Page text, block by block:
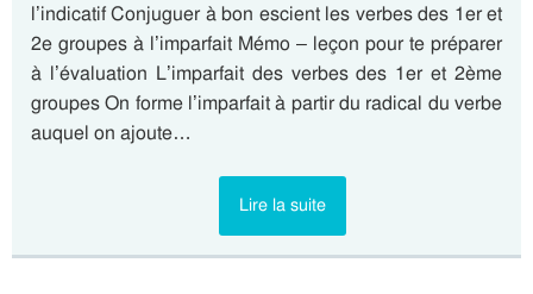
l’indicatif Conjuguer à bon escient les verbes des 1er et
2e groupes à l’imparfait Mémo – leçon pour te préparer
à l’évaluation L’imparfait des verbes des 1er et 2ème
groupes On forme l’imparfait à partir du radical du verbe
auquel on ajoute…
Lire la suite